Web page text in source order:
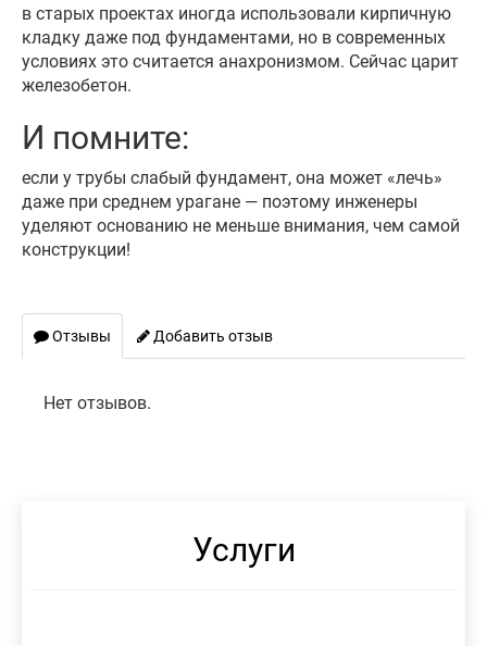
в старых проектах иногда использовали кирпичную
кладку даже под фундаментами, но в современных
условиях это считается анахронизмом. Сейчас царит
железобетон.
И помните:
если у трубы слабый фундамент, она может «лечь»
даже при среднем урагане — поэтому инженеры
уделяют основанию не меньше внимания, чем самой
конструкции!
Отзывы Добавить отзыв
Нет отзывов.
Услуги